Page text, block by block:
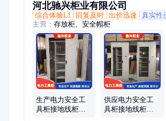
河北驰兴柜业有限公司
综合体验L1
回复及时 出价迅速 真实性
主营： 存放柜、安全帽柜
生产电力安全工
具柜接地线柜铁
供应电力安全工
具柜接地线柜铁